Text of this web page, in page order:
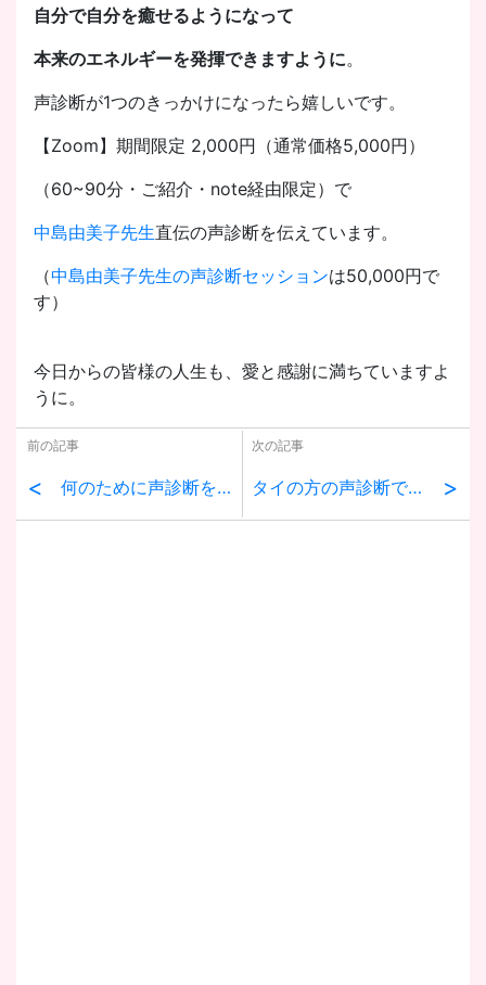
自分で自分を癒せるようになって
本来のエネルギーを発揮できますように。
声診断が1つのきっかけになったら嬉しいです。
【Zoom】期間限定 2,000円（通常価格5,000円）
（60~90分・ご紹介・note経由限定）で
中島由美子先生直伝の声診断を伝えています。
（中島由美子先生の声診断セッションは50,000円で
す）
今日からの皆様の人生も、愛と感謝に満ちていますよ
うに。
前の記事
< 何のために声診断をするか①
次の記事
タイの方の声診断で発見したこと >